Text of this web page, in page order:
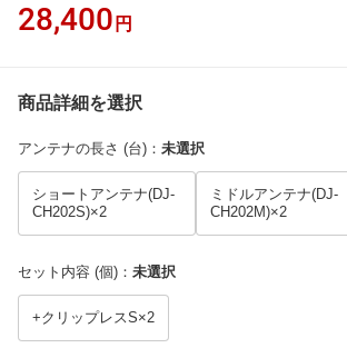
28,400 円
商品詳細を選択
アンテナの長さ (台) ： 未選択
ショートアンテナ(DJ-
CH202S)×2
ミドルアンテナ(DJ-
CH202M)×2
セット内容 (個) ： 未選択
+クリップレスS×2